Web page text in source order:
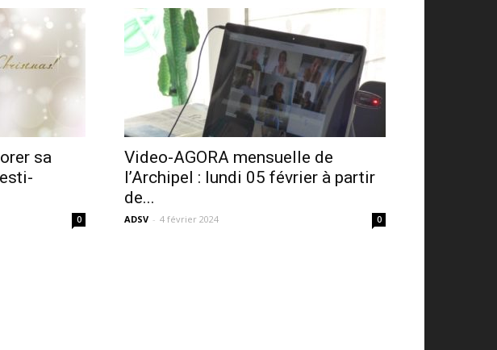
sa
0
Video-AGORA mensuelle de
l’Archipel : lundi 05 février à partir
de...
ADSV - 4 février 2024 0